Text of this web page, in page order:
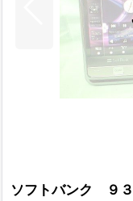
ソフトバンク ９